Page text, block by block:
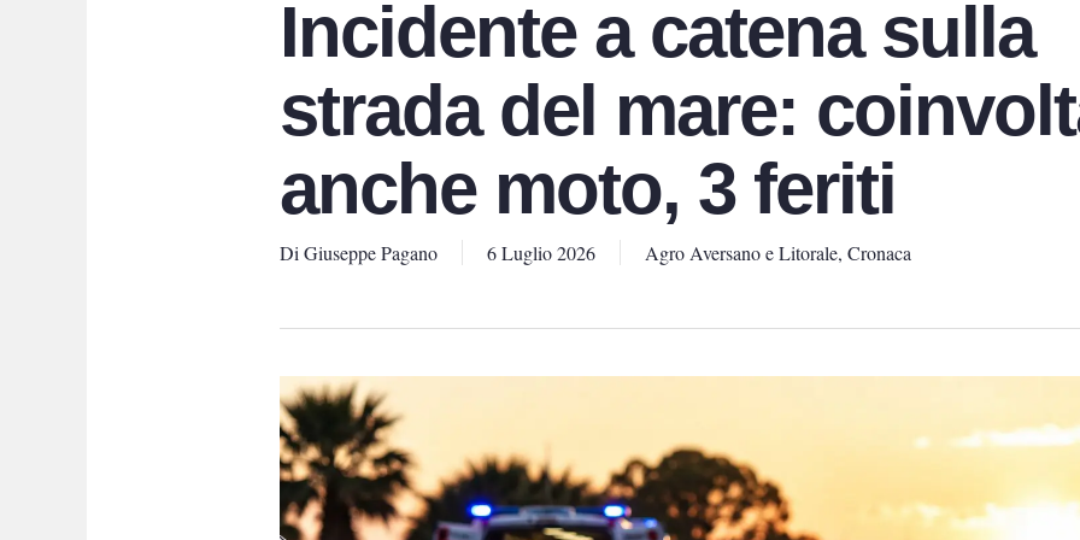
Incidente a catena sulla
strada del mare:
anche moto, 3 feriti
Di Giuseppe Pagano 6 Luglio 2026 Agro Aversano e Litorale, Cronaca